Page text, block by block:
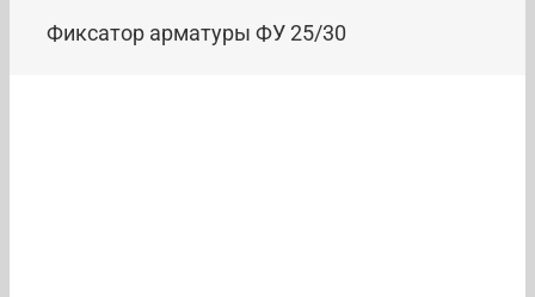
Фиксатор арматуры ФУ 25/30